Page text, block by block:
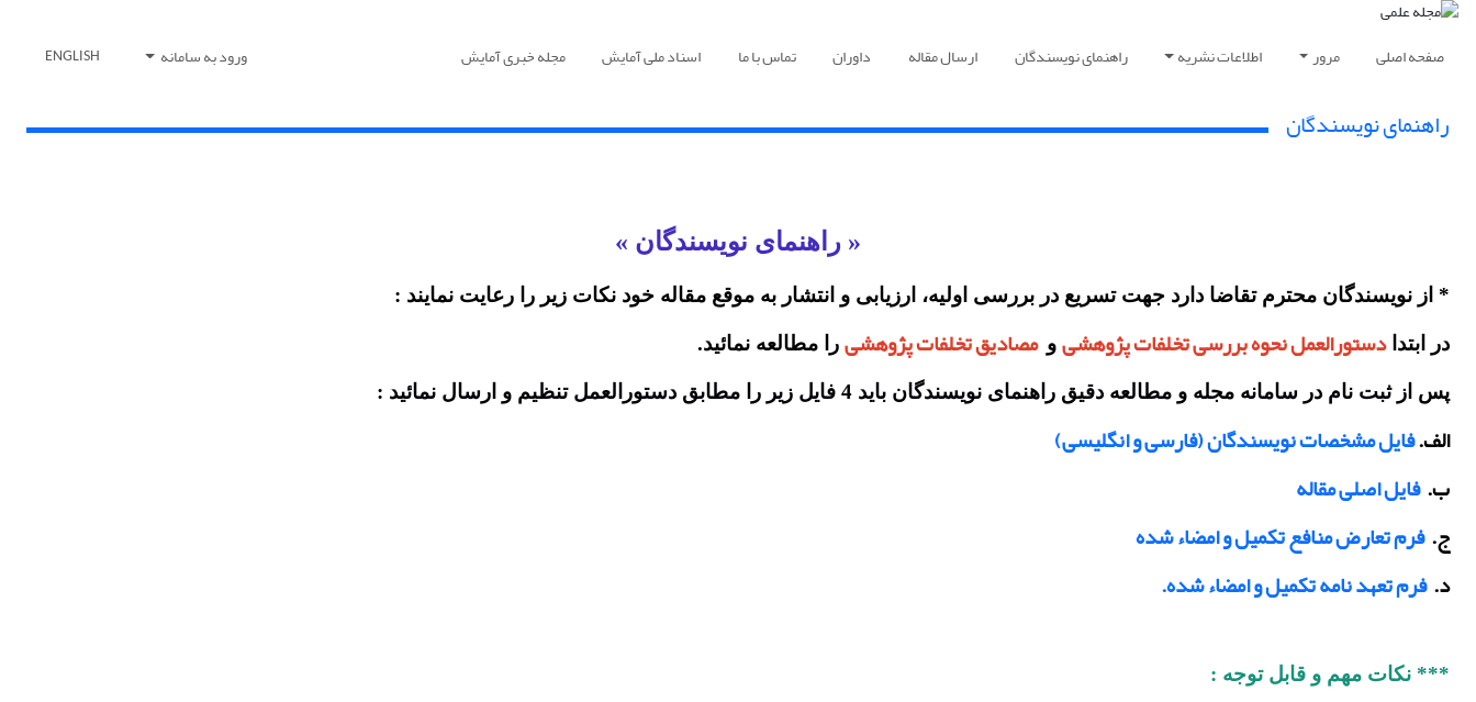
صفحه اصلی مرور اطلاعات نشریه راهنمای نویسندگان ارسال مقاله داوران تماس با ما اسناد ملی آمایش مجله خبری آمایش ورود به سامانه ENGLISH
راهنمای نویسندگان
« راهنمای نویسندگان »
* از نویسندگان محترم تقاضا دارد جهت تسریع در بررسی اولیه، ارزیابی و انتشار به موقع مقاله خود نکات زیر را رعایت نمایند :
در ابتدادستورالعمل نحوه بررسی تخلفات پژوهشی و مصادیق تخلفات پژوهشی را مطالعه نمائید.
پس از ثبت نام در سامانه مجله و مطالعه دقیق راهنمای نویسندگان باید 4 فایل زیر را مطابق دستورالعمل تنظیم و ارسال نمائید :
الف.فایل مشخصات نویسندگان (فارسی و انگلیسی)
ب.فایل اصلی مقاله
ج.فرم تعارض منافع تکمیل و امضاء شده
د.فرم تعهد نامه تکمیل و امضاء شده.
*** نکات مهم و قابل توجه :